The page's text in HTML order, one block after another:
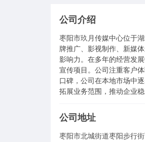
公司介绍
枣阳市玖月传媒中心位于
牌推广、影视制作、新媒
影响力。在多年的经营发
宣传项目。公司注重客户
口碑，公司在本地市场中
拓展业务范围，推动企业稳
公司地址
枣阳市北城街道枣阳步行